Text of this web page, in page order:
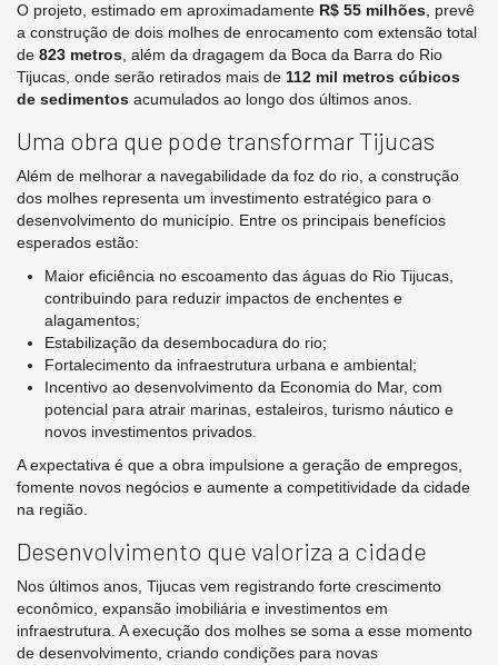
O projeto, estimado em aproximadamente R$ 55 milhões , prevê
a construção de dois molhes de enrocamento com extensão total
de 823 metros , além da dragagem da Boca da Barra do Rio
Tijucas, onde serão retirados mais de 112 mil metros cúbicos
de sedimentos acumulados ao longo dos últimos anos.
Uma obra que pode transformar Tijucas
Além de melhorar a navegabilidade da foz do rio, a construção
dos molhes representa um investimento estratégico para o
desenvolvimento do município. Entre os principais benefícios
esperados estão:
Maior eficiência no escoamento das águas do Rio Tijucas,
contribuindo para reduzir impactos de enchentes e
alagamentos;
Estabilização da desembocadura do rio;
Fortalecimento da infraestrutura urbana e ambiental;
Incentivo ao desenvolvimento da Economia do Mar, com
potencial para atrair marinas, estaleiros, turismo náutico e
novos investimentos privados.
A expectativa é que a obra impulsione a geração de empregos,
fomente novos negócios e aumente a competitividade da cidade
na região.
Desenvolvimento que valoriza a cidade
Nos últimos anos, Tijucas vem registrando forte crescimento
econômico, expansão imobiliária e investimentos em
infraestrutura. A execução dos molhes se soma a esse momento
de desenvolvimento, criando condições para novas